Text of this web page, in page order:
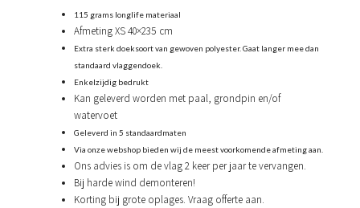
115 grams longlife materiaal
Afmeting XS 40×235 cm
Extra sterk doeksoort van gewoven polyester. Gaat langer mee dan
standaard vlaggendoek.
Enkelzijdig bedrukt
Kan geleverd worden met paal, grondpin en/of
watervoet
Geleverd in 5 standaardmaten
Via onze webshop bieden wij de meest voorkomende afmeting aan.
Ons advies is om de vlag 2 keer per jaar te vervangen.
Bij harde wind demonteren!
Korting bij grote oplages. Vraag offerte aan.